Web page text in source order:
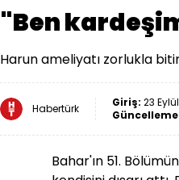
"Ben
Harun ameliyatı zorlukla
Habertürk Giriş: 23
Bahar'ın 51.